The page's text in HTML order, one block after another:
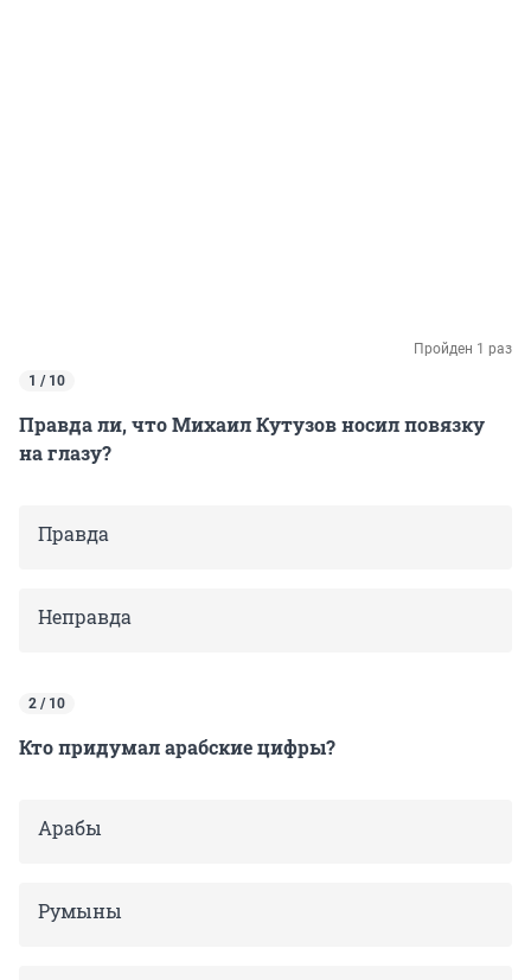
Пройден 1 раз
1 / 10
Правда ли, что Михаил Кутузов носил повязку
на глазу?
Правда
Неправда
2 / 10
Кто придумал арабские цифры?
Арабы
Румыны